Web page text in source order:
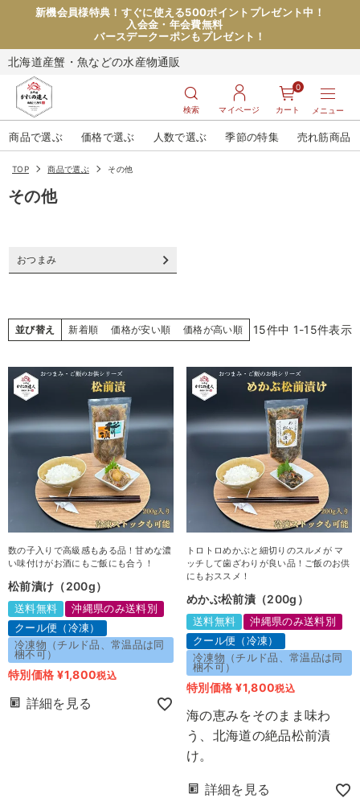
新機会員様特典！すぐに使える500ポイントプレゼント中！
入会金・年会費無料
バースデークーポンもプレゼント！
北海道産蟹・魚などの水産物通販
検索 マイページ カート
0
メニュー
商品で選ぶ 価格で選ぶ 人数で選ぶ 季節の特集 売れ筋商品
TOP 商品で選ぶ その他
その他
おつまみ
並び替え 新着順 価格が安い順 価格が高い順 15件中 1-15件表示
数の子入りで高級感もある品！甘めな濃
い味付けがお酒にもご飯にも合う！
松前漬け（200g）
送料無料
沖縄県のみ送料別
クール便（冷凍）
冷凍物（チルド品、常温品は同
梱不可）
特別価格 ¥1,800税込
詳細を見る
トロトロめかぶと細切りのスルメが マ
ッチして歯ざわりが良い品！ご飯のお供
にもおススメ！
めかぶ松前漬（200g）
送料無料
沖縄県のみ送料別
クール便（冷凍）
冷凍物（チルド品、常温品は同
梱不可）
特別価格 ¥1,800税込
海の恵みをそのまま味わ
う、北海道の絶品松前漬
け。
詳細を見る